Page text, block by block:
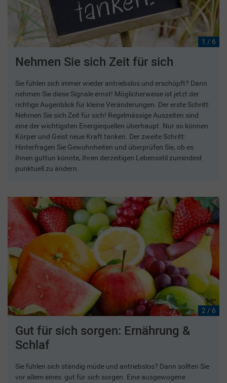
1 / 6
Nehmen Sie sich Zeit für sich
Sie fühlen sich immer wieder antriebslos und erschöpft? Dann
nehmen Sie diese Signale ernst! Möglicherweise ist jetzt der
richtige Augenblick für kleine Veränderungen. Der erste Schritt:
Nehmen Sie sich Zeit für sich! Regelmässige Auszeiten sind
eine der wichtigsten Energiequellen überhaupt. Nur so können
Körper und Geist neue Kraft tanken. Der zweite Schritt:
Hinterfragen Sie Gewohnheiten und überprüfen Sie, ob es
Ihnen guttun könnte, Ihren derzeitigen Lebensstil zumindest
punktuell zu ändern.
2 / 6
Gut für sich sorgen: Ernährung &
Schlaf
Sie fühlen sich ständig müde und antriebslos? Dann sollten Sie
vor allem eines: gut für sich sorgen. Eine ausgewogene